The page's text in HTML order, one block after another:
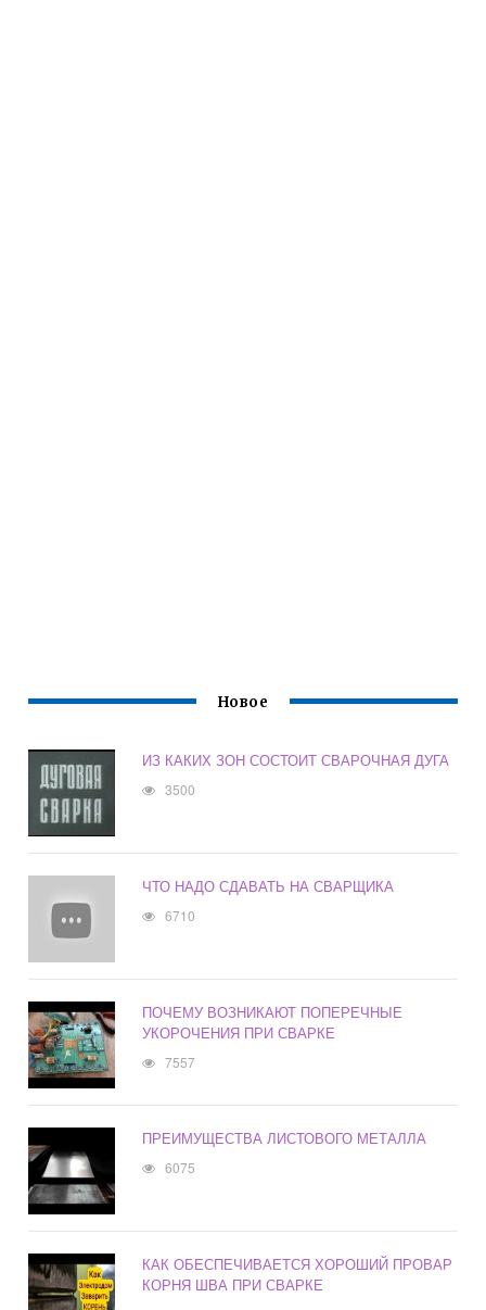
Новое
ИЗ КАКИХ ЗОН СОСТОИТ СВАРОЧНАЯ ДУГА
3500
ЧТО НАДО СДАВАТЬ НА СВАРЩИКА
6710
ПОЧЕМУ ВОЗНИКАЮТ ПОПЕРЕЧНЫЕ
УКОРОЧЕНИЯ ПРИ СВАРКЕ
7557
ПРЕИМУЩЕСТВА ЛИСТОВОГО МЕТАЛЛА
6075
КАК ОБЕСПЕЧИВАЕТСЯ ХОРОШИЙ ПРОВАР
КОРНЯ ШВА ПРИ СВАРКЕ